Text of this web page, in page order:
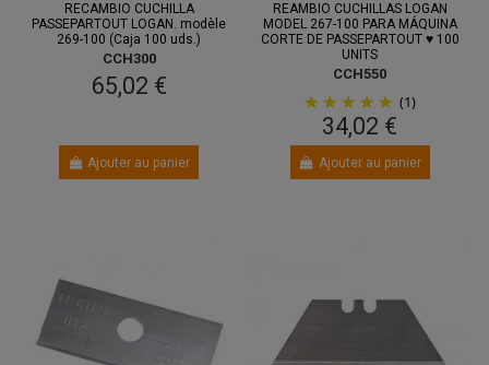
RECAMBIO CUCHILLA
PASSEPARTOUT LOGAN. modèle
269-100 (Caja 100 uds.)
CCH300
65,02 €
Ajouter au panier
REAMBIO CUCHILLAS LOGAN
MODEL 267-100 PARA MÁQUINA
CORTE DE PASSEPARTOUT ♥ 100
UNITS
CCH550
(1)
34,02 €
Ajouter au panier